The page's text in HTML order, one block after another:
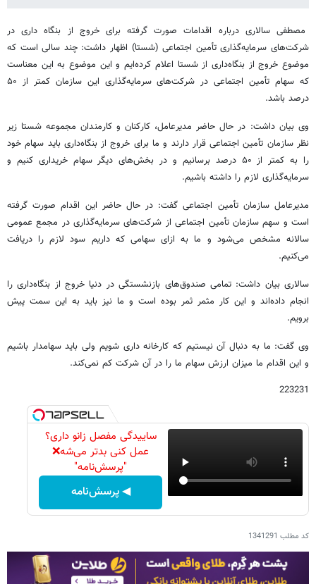
مصطفی سالاری درباره اقدامات صورت گرفته برای خروج از بنگاه داری در
شرکت‌های سرمایه‌گذاری تأمین اجتماعی (شستا) اظهار داشت: چند سالی است که
موضوع خروج از بنگاه‌داری از شستا اعلام کرده‌ایم و این موضوع به این معناست
که سهام تأمین اجتماعی در شرکت‌های سرمایه‌گذاری این سازمان کمتر از ۵۰
درصد باشد.
وی بیان داشت: در حال حاضر مدیرعامل، کارکنان و کارمندان مجموعه شستا زیر
نظر سازمان تأمین اجتماعی قرار دارند و ما برای خروج از بنگاه‌داری باید سهام خود
را به کمتر از ۵۰ درصد برسانیم و در بخش‌های دیگر سهام خریداری کنیم و
سرمایه‌گذاری لازم را داشته باشیم.
مدیرعامل سازمان تأمین اجتماعی گفت: در حال حاضر این اقدام صورت گرفته
است و سهم سازمان تأمین اجتماعی از شرکت‌های سرمایه‌گذاری در مجمع عمومی
سالانه مشخص می‌شود و ما به ازای سهامی که داریم سود لازم را دریافت
می‌کنیم.
سالاری بیان داشت: تمامی صندوق‌های بازنشستگی در دنیا خروج از بنگاه‌داری را
انجام داده‌اند و این کار مثمر ثمر بوده است و ما نیز باید به این سمت پیش
برویم.
وی گفت: ما به دنبال آن نیستیم که کارخانه داری شویم ولی باید سهامدار باشیم
و این اقدام ما میزان ارزش سهام ما را در آن شرکت کم نمی‌کند.
223231
ساییدگی مفصل زانو داری؟
عمل کنی بدتر می‌شه❌
"پرسش‌نامه"
◀ پرسش‌نامه
کد مطلب 1341291